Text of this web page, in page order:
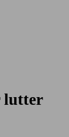
lutter